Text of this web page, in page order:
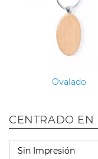
Ovalado
CENTRADO EN